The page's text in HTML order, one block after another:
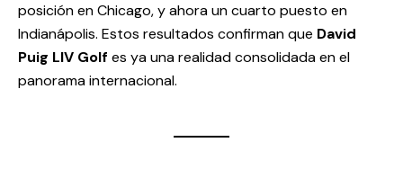
posición en Chicago, y ahora un cuarto puesto en
Indianápolis. Estos resultados confirman que David
Puig LIV Golf es ya una realidad consolidada en el
panorama internacional.